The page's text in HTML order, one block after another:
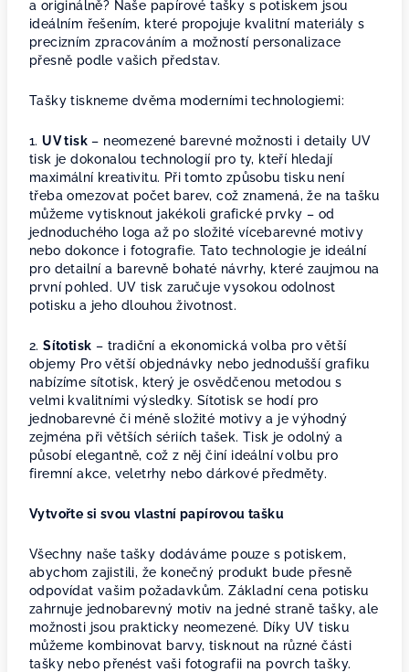
a originálně? Naše papírové tašky s potiskem jsou
ideálním řešením, které propojuje kvalitní materiály s
precizním zpracováním a možností personalizace
přesně podle vašich představ.
Tašky tiskneme dvěma moderními technologiemi:
1.UV tisk – neomezené barevné možnosti i detaily UV
tisk je dokonalou technologií pro ty, kteří hledají
maximální kreativitu. Při tomto způsobu tisku není
třeba omezovat počet barev, což znamená, že na tašku
můžeme vytisknout jakékoli grafické prvky – od
jednoduchého loga až po složité vícebarevné motivy
nebo dokonce i fotografie. Tato technologie je ideální
pro detailní a barevně bohaté návrhy, které zaujmou na
první pohled. UV tisk zaručuje vysokou odolnost
potisku a jeho dlouhou životnost.
2.Sítotisk – tradiční a ekonomická volba pro větší
objemy Pro větší objednávky nebo jednodušší grafiku
nabízíme sítotisk, který je osvědčenou metodou s
velmi kvalitními výsledky. Sítotisk se hodí pro
jednobarevné či méně složité motivy a je výhodný
zejména při větších sériích tašek. Tisk je odolný a
působí elegantně, což z něj činí ideální volbu pro
firemní akce, veletrhy nebo dárkové předměty.
Vytvořte si svou vlastní papírovou tašku
Všechny naše tašky dodáváme pouze s potiskem,
abychom zajistili, že konečný produkt bude přesně
odpovídat vašim požadavkům. Základní cena potisku
zahrnuje jednobarevný motiv na jedné straně tašky, ale
možnosti jsou prakticky neomezené. Díky UV tisku
můžeme kombinovat barvy, tisknout na různé části
tašky nebo přenést vaši fotografii na povrch tašky.